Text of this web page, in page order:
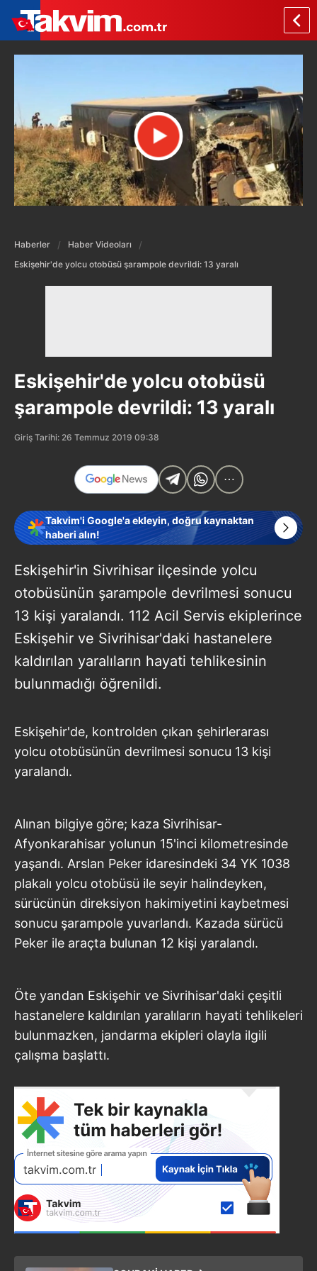
Haberler
Haber Videoları
Eskişehir'de yolcu otobüsü şarampole devrildi: 13 yaralı
Eskişehir'de yolcu otobüsü
şarampole devrildi: 13 yaralı
Giriş Tarihi: 26 Temmuz 2019 09:38
Takvim'i Google'a ekleyin, doğru kaynaktan
haberi alın!
Eskişehir'in Sivrihisar ilçesinde yolcu
otobüsünün şarampole devrilmesi sonucu
13 kişi yaralandı. 112 Acil Servis ekiplerince
Eskişehir ve Sivrihisar'daki hastanelere
kaldırılan yaralıların hayati tehlikesinin
bulunmadığı öğrenildi.
Eskişehir'de, kontrolden çıkan şehirlerarası
yolcu otobüsünün devrilmesi sonucu 13 kişi
yaralandı.
Alınan bilgiye göre; kaza Sivrihisar-
Afyonkarahisar yolunun 15'inci kilometresinde
yaşandı. Arslan Peker idaresindeki 34 YK 1038
plakalı yolcu otobüsü ile seyir halindeyken,
sürücünün direksiyon hakimiyetini kaybetmesi
sonucu şarampole yuvarlandı. Kazada sürücü
Peker ile araçta bulunan 12 kişi yaralandı.
Öte yandan Eskişehir ve Sivrihisar'daki çeşitli
hastanelere kaldırılan yaralıların hayati tehlikeleri
bulunmazken, jandarma ekipleri olayla ilgili
çalışma başlattı.